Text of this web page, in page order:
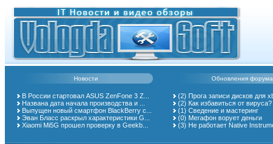
Новости Обновления форума
В России стартовал ASUS ZenFone 3 Z...
Названа дата начала производства и ...
Выпущен новый смартфон BlackBerry с...
Эван Бласс раскрыл характеристики G...
Xiaomi Mi5G прошел проверку в Geekb...
(2) Прога записи дисков для
(2) Как избавиться от вируса?
(1) Сведение и мастеринг
(0) Мегафон ворует деньги
(3) Не работает Native